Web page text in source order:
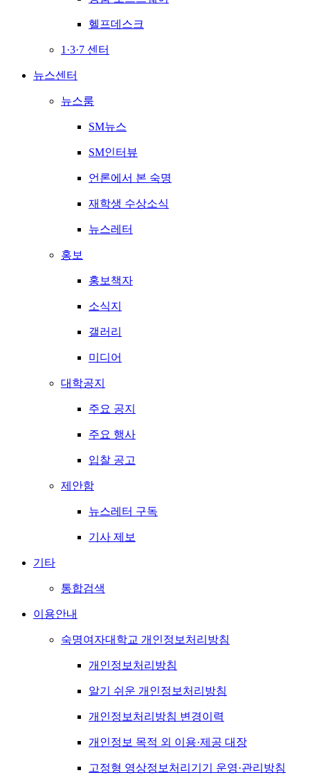
헬프데스크
1·3·7 센터
뉴스센터
뉴스룸
SM뉴스
SM인터뷰
언론에서 본 숙명
재학생 수상소식
뉴스레터
홍보
홍보책자
소식지
갤러리
미디어
대학공지
주요 공지
주요 행사
입찰 공고
제안함
뉴스레터 구독
기사 제보
기타
통합검색
이용안내
숙명여자대학교 개인정보처리방침
개인정보처리방침
알기 쉬운 개인정보처리방침
개인정보처리방침 변경이력
개인정보 목적 외 이용·제공 대장
고정형 영상정보처리기기 운영·관리방침